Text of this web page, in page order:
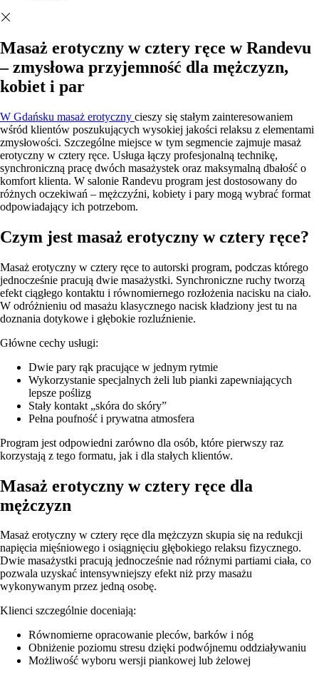
Masaż erotyczny w cztery ręce w Randevu
– zmysłowa przyjemność dla mężczyzn,
kobiet i par
W Gdańsku masaż erotyczny cieszy się stałym zainteresowaniem
wśród klientów poszukujących wysokiej jakości relaksu z elementami
zmysłowości. Szczególne miejsce w tym segmencie zajmuje masaż
erotyczny w cztery ręce. Usługa łączy profesjonalną technikę,
synchroniczną pracę dwóch masażystek oraz maksymalną dbałość o
komfort klienta. W salonie Randevu program jest dostosowany do
różnych oczekiwań – mężczyźni, kobiety i pary mogą wybrać format
odpowiadający ich potrzebom.
Czym jest masaż erotyczny w cztery ręce?
Masaż erotyczny w cztery ręce to autorski program, podczas którego
jednocześnie pracują dwie masażystki. Synchroniczne ruchy tworzą
efekt ciągłego kontaktu i równomiernego rozłożenia nacisku na ciało.
W odróżnieniu od masażu klasycznego nacisk kładziony jest tu na
doznania dotykowe i głębokie rozluźnienie.
Główne cechy usługi:
Dwie pary rąk pracujące w jednym rytmie
Wykorzystanie specjalnych żeli lub pianki zapewniających
lepsze poślizg
Stały kontakt „skóra do skóry”
Pełna poufność i prywatna atmosfera
Program jest odpowiedni zarówno dla osób, które pierwszy raz
korzystają z tego formatu, jak i dla stałych klientów.
Masaż erotyczny w cztery ręce dla
mężczyzn
Masaż erotyczny w cztery ręce dla mężczyzn skupia się na redukcji
napięcia mięśniowego i osiągnięciu głębokiego relaksu fizycznego.
Dwie masażystki pracują jednocześnie nad różnymi partiami ciała, co
pozwala uzyskać intensywniejszy efekt niż przy masażu
wykonywanym przez jedną osobę.
Klienci szczególnie doceniają:
Równomierne opracowanie pleców, barków i nóg
Obniżenie poziomu stresu dzięki podwójnemu oddziaływaniu
Możliwość wyboru wersji piankowej lub żelowej